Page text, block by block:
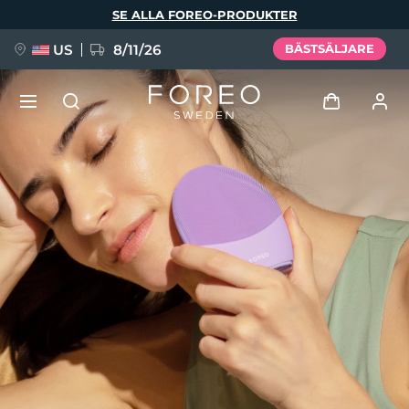
SE ALLA FOREO-PRODUKTER
US 8/11/26 BÄSTSÄLJARE
Användarprofil
Mina enheter
Mina beställningar
Mina adresser
Mina prenumerationer
NYHET
FAQ™ Pure Beauty-Tech Elixir
BREAKING NEWS
issa™ Teeth Whitening Set
Språk
English Deutsch
Español
Français
Italiano
Português
Svenska
Русский
Türkçe
简体中文 繁體中文